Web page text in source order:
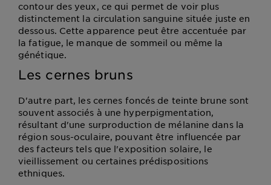
contour des yeux, ce qui permet de voir plus
distinctement la circulation sanguine située juste en
dessous. Cette apparence peut être accentuée par
la fatigue, le manque de sommeil ou même la
génétique.
Les cernes bruns
D'autre part, les cernes foncés de teinte brune sont
souvent associés à une hyperpigmentation,
résultant d'une surproduction de mélanine dans la
région sous-oculaire, pouvant être influencée par
des facteurs tels que l'exposition solaire, le
vieillissement ou certaines prédispositions
ethniques.